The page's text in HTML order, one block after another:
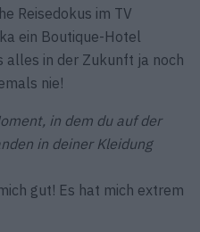
Reisedokus im TV
ein Boutique-Hotel
alles in der Zukunft ja noch
nie!
in dem du auf der
in deiner Kleidung
gut! Es hat mich extrem